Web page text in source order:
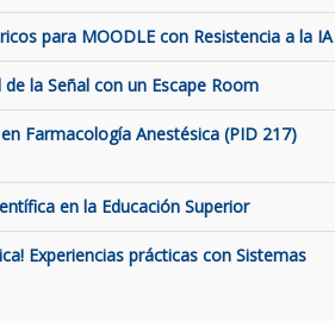
para MOODLE con Resistencia a la IA
la Señal con un Escape Room
Farmacología Anestésica (PID 217)
en la Educación Superior
Experiencias prácticas con Sistemas